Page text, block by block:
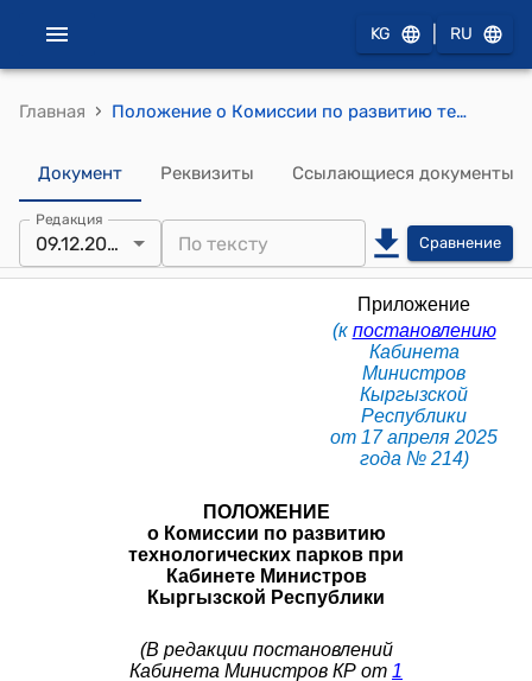
KG RU
Главная › Положение о Комиссии по развитию технологических парков при Кабинете Министров Кыргызской Республики (к постановлению Кабинета Министров КР от 17 апреля 2025 года № 214)
Документ Реквизиты Ссылающиеся документы
Редакция
09.12.2025 Сравнение